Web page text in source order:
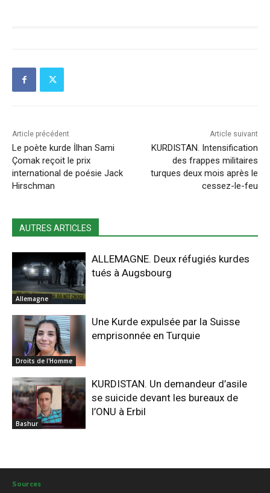
Article précédent
Le poète kurde İlhan Sami
Çomak reçoit le prix
international de poésie Jack
Hirschman
Article suivant
KURDISTAN. Intensification
des frappes militaires
turques deux mois après le
cessez-le-feu
AUTRES ARTICLES
Allemagne
ALLEMAGNE. Deux réfugiés kurdes
tués à Augsbourg
Droits de l'Homme
Une Kurde expulsée par la Suisse
emprisonnée en Turquie
Bashur
KURDISTAN. Un demandeur d’asile
se suicide devant les bureaux de
l’ONU à Erbil
Sources